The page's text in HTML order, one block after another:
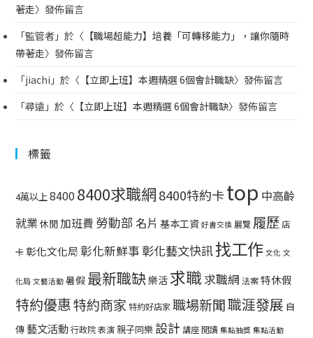
著走〉發佈留言
「監管者 」於〈 【職場超能力】培養「可轉移能力」，讓你隨時
帶著走〉發佈留言
「jiachi 」於〈 【立即上班】本週精選 6個會計職缺〉發佈留言
「尋遠 」於〈 【立即上班】本週精選 6個會計職缺〉發佈留言
標籤
4萬以上8400 8400求職網8400特約卡top 中高齡
就業休閒加班費 勞動部 名片 基本工資 好書交換 展覽 履歷店
卡彰化文化局 彰化新鮮事 彰化藝文快訊找工作 文化 文
化局 文藝活動 暑假 最新職缺樂活求職 求職網 法案特休假
特約優惠特約商家 特約好店家職場新聞職涯發展 自
傳 藝文活動行政院表演親子同樂 設計 講座閱讀 集點抽獎 集點活動